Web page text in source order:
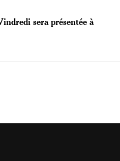
sera présentée à